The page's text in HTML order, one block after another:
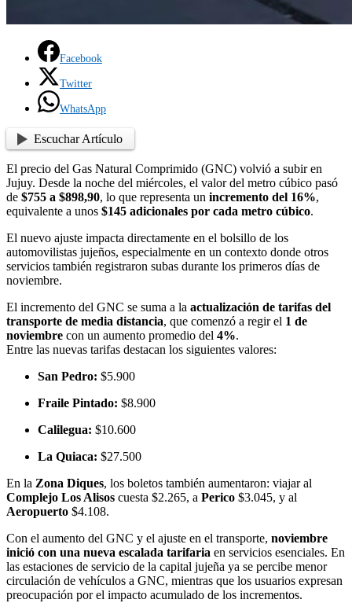
Facebook
Twitter
WhatsApp
Escuchar Artículo
El precio del Gas Natural Comprimido (GNC) volvió a subir en
Jujuy. Desde la noche del miércoles, el valor del metro cúbico pasó
de $755 a $898,90, lo que representa un incremento del 16%,
equivalente a unos $145 adicionales por cada metro cúbico.
El nuevo ajuste impacta directamente en el bolsillo de los
automovilistas jujeños, especialmente en un contexto donde otros
servicios también registraron subas durante los primeros días de
noviembre.
El incremento del GNC se suma a la actualización de tarifas del
transporte de media distancia, que comenzó a regir el 1 de
noviembre con un aumento promedio del 4%.
Entre las nuevas tarifas destacan los siguientes valores:
San Pedro: $5.900
Fraile Pintado: $8.900
Calilegua: $10.600
La Quiaca: $27.500
En la Zona Diques, los boletos también aumentaron: viajar al
Complejo Los Alisos cuesta $2.265, a Perico $3.045, y al
Aeropuerto $4.108.
Con el aumento del GNC y el ajuste en el transporte, noviembre
inició con una nueva escalada tarifaria en servicios esenciales. En
las estaciones de servicio de la capital jujeña ya se percibe menor
circulación de vehículos a GNC, mientras que los usuarios expresan
preocupación por el impacto acumulado de los incrementos.